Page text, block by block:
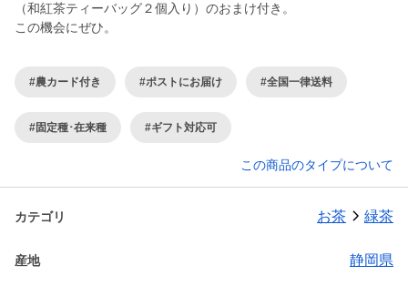
（和紅茶ティーバッグ２個入り）のおまけ付き。
この機会にぜひ。
#農カード付き #ポストにお届け #全国一律送料
#固定種･在来種 #ギフト対応可
この商品のタイプについて
カテゴリ お茶 緑茶
産地 静岡県